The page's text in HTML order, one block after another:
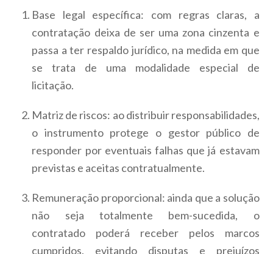
Base legal específica: com regras claras, a
contratação deixa de ser uma zona cinzenta e
passa a ter respaldo jurídico, na medida em que
se trata de uma modalidade especial de
licitação.
Matriz de riscos: ao distribuir responsabilidades,
o instrumento protege o gestor público de
responder por eventuais falhas que já estavam
previstas e aceitas contratualmente.
Remuneração proporcional: ainda que a solução
não seja totalmente bem-sucedida, o
contratado poderá receber pelos marcos
cumpridos, evitando disputas e prejuízos